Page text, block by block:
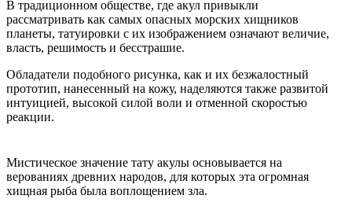
В традиционном обществе, где акул привыкли
рассматривать как самых опасных морских хищников
планеты, татуировки с их изображением означают величие,
власть, решимость и бесстрашие.
Обладатели подобного рисунка, как и их безжалостный
прототип, нанесенный на кожу, наделяются также развитой
интуицией, высокой силой воли и отменной скоростью
реакции.
Мистическое значение тату акулы основывается на
верованиях древних народов, для которых эта огромная
хищная рыба была воплощением зла.